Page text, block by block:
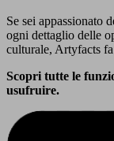
Se sei appassionato
ogni dettaglio delle
culturale, Artyfacts
Scopri tutte le
usufruire.